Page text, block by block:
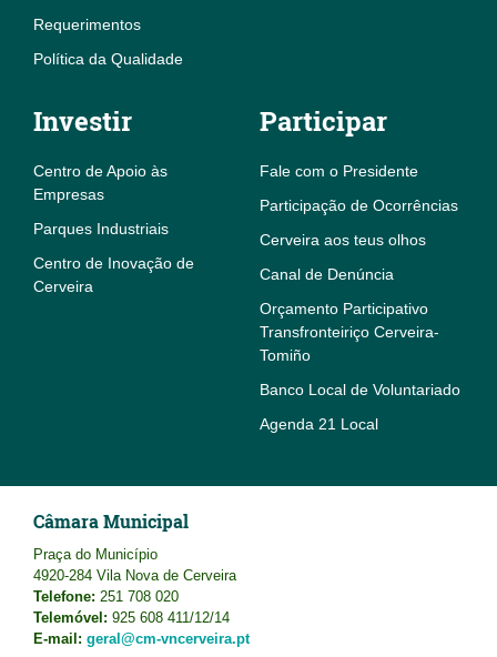
Requerimentos
Política da Qualidade
Investir
Centro de Apoio às
Empresas
Parques Industriais
Centro de Inovação de
Cerveira
Participar
Fale com o Presidente
Participação de Ocorrências
Cerveira aos teus olhos
Canal de Denúncia
Orçamento Participativo
Transfronteiriço Cerveira-
Tomiño
Banco Local de Voluntariado
Agenda 21 Local
Câmara Municipal
Praça do Município
4920-284 Vila Nova de Cerveira
Telefone: 251 708 020
Telemóvel: 925 608 411/12/14
E-mail: geral@cm-vncerveira.pt